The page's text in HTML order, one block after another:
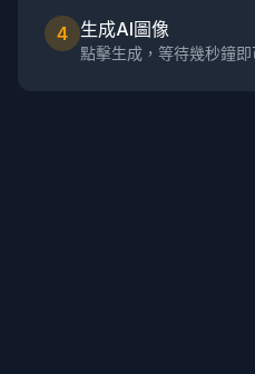
4 生成AI圖像
點擊生成，等待幾秒鐘